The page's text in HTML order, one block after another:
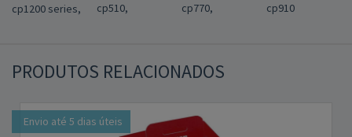
cp1200 series,
cp510,
cp770,
cp910
PRODUTOS RELACIONADOS
Envio até 5 dias úteis